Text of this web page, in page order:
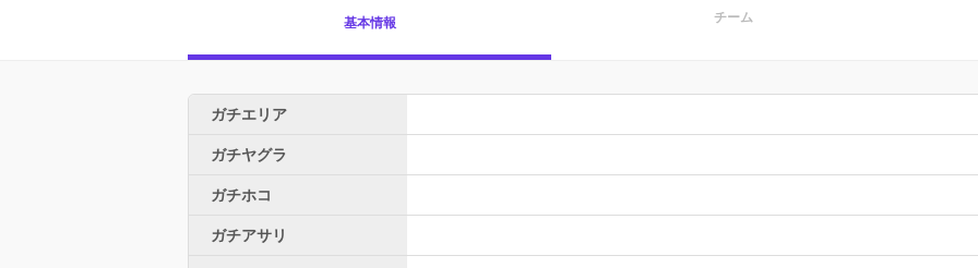
基本情報 チーム
ガチエリア
ガチヤグラ
ガチホコ
ガチアサリ